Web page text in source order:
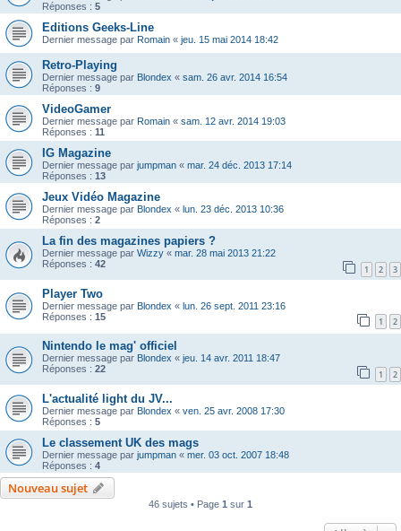
Réponses : 5
Editions Geeks-Line
Dernier message par Romain « jeu. 15 mai 2014 18:42
Retro-Playing
Dernier message par Blondex « sam. 26 avr. 2014 16:54
Réponses : 9
VideoGamer
Dernier message par Romain « sam. 12 avr. 2014 19:03
Réponses : 11
IG Magazine
Dernier message par jumpman « mar. 24 déc. 2013 17:14
Réponses : 13
Jeux Vidéo Magazine
Dernier message par Blondex « lun. 23 déc. 2013 10:36
Réponses : 2
La fin des magazines papiers ?
Dernier message par Wizzy « mar. 28 mai 2013 21:22
Réponses : 42 1 2 3
Player Two
Dernier message par Blondex « lun. 26 sept. 2011 23:16
Réponses : 15 1 2
Nintendo le mag' officiel
Dernier message par Blondex « jeu. 14 avr. 2011 18:47
Réponses : 22 1 2
L'actualité light du JV...
Dernier message par Blondex « ven. 25 avr. 2008 17:30
Réponses : 5
Le classement UK des mags
Dernier message par jumpman « mer. 03 oct. 2007 18:48
Réponses : 4
Nouveau sujet
46 sujets • Page 1 sur 1